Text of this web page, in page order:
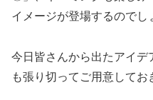
イメージが登場するのでし
今日皆さんから出たアイデ
も張り切ってご用意してお